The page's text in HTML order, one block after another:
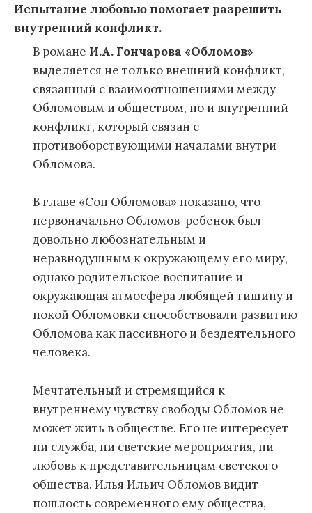
Испытание любовью помогает разрешить
внутренний конфликт.
В романе И.А. Гончарова «Обломов»
выделяется не только внешний конфликт,
связанный с взаимоотношениями между
Обломовым и обществом, но и внутренний
конфликт, который связан с
противоборствующими началами внутри
Обломова.
В главе «Сон Обломова» показано, что
первоначально Обломов-ребенок был
довольно любознательным и
неравнодушным к окружающему его миру,
однако родительское воспитание и
окружающая атмосфера любящей тишину и
покой Обломовки способствовали развитию
Обломова как пассивного и бездеятельного
человека.
Мечтательный и стремящийся к
внутреннему чувству свободы Обломов не
может жить в обществе. Его не интересует
ни служба, ни светские мероприятия, ни
любовь к представительницам светского
общества. Илья Ильич Обломов видит
пошлость современного ему общества,